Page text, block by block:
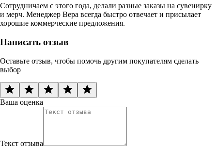
Сотрудничаем с этого года, делали разные заказы на сувенирку
и мерч. Менеджер Вера всегда быстро отвечает и присылает
хорошие коммерческие предложения.
Написать отзыв
Оставьте отзыв, чтобы помочь другим покупателям сделать
выбор
Ваша оценка
Текст отзыва